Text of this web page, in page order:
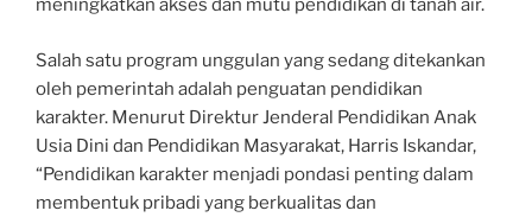
meningkatkan akses dan mutu pendidikan di tanah air.
Salah satu program unggulan yang sedang ditekankan
oleh pemerintah adalah penguatan pendidikan
karakter. Menurut Direktur Jenderal Pendidikan Anak
Usia Dini dan Pendidikan Masyarakat, Harris Iskandar,
“Pendidikan karakter menjadi pondasi penting dalam
membentuk pribadi yang berkualitas dan